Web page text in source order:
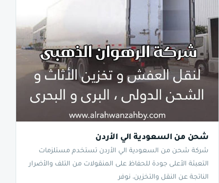
شحن من السعودية الي الأردن
شركة شحن من السعودية الي الأردن تستخدم مستلزمات
التعبئة الأعلى جودة للحفاظ على المنقولات من التلف والأضرار
الناتجة عن النقل والتخزين، نوفر